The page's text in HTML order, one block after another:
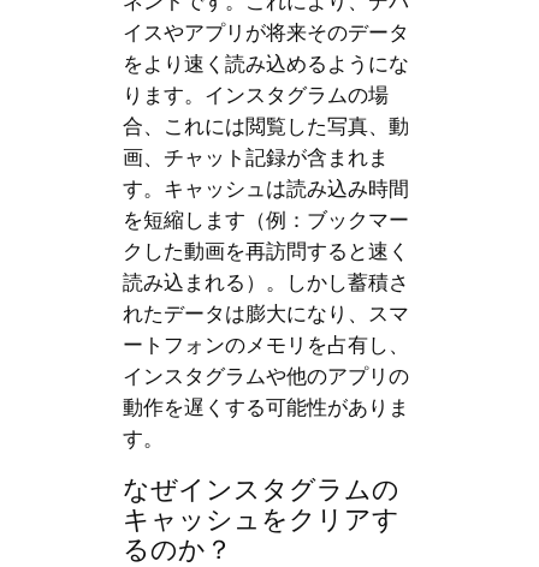
イスやアプリが将来そのデータ
をより速く読み込めるようにな
ります。インスタグラムの場
合、これには閲覧した写真、動
画、チャット記録が含まれま
す。キャッシュは読み込み時間
を短縮します（例：ブックマー
クした動画を再訪問すると速く
読み込まれる）。しかし蓄積さ
れたデータは膨大になり、スマ
ートフォンのメモリを占有し、
インスタグラムや他のアプリの
動作を遅くする可能性がありま
す。
なぜインスタグラムの
キャッシュをクリアす
るのか？